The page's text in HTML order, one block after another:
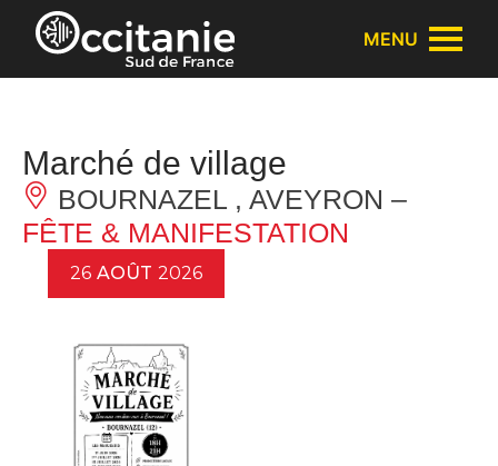
Panneau de gestion des cookies
MENU
Marché de village
BOURNAZEL , AVEYRON –
FÊTE & MANIFESTATION
26 AOÛT 2026